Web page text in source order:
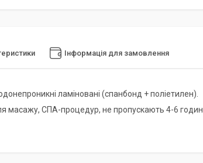
Інформація для замовлення
ламіновані (спанбонд + поліетилен).
масажу, СПА-процедур, не пропускають 4-6 годин.